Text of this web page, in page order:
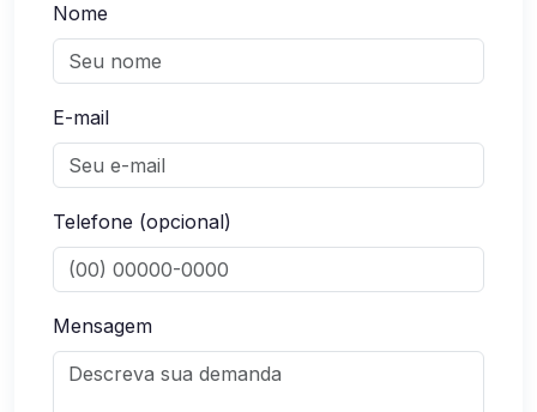
Nome
E-mail
Telefone (opcional)
Mensagem